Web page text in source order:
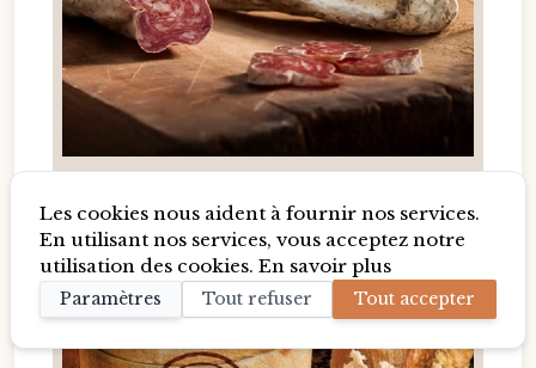
Les cookies nous aident à fournir nos services.
En utilisant nos services, vous acceptez notre
utilisation des cookies. En savoir plus
Paramètres Tout refuser Tout accepter